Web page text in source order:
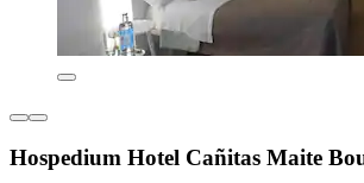
Hospedium Hotel Cañitas Maite